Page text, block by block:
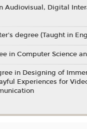
Audiovisual, Digital
degree (Taught in
in Computer Science
in Designing of
Experiences for